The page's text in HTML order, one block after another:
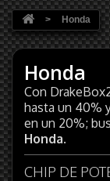
> Honda
Honda
Con
hasta un 40%
en un 20%;
Honda.
CHIP DE